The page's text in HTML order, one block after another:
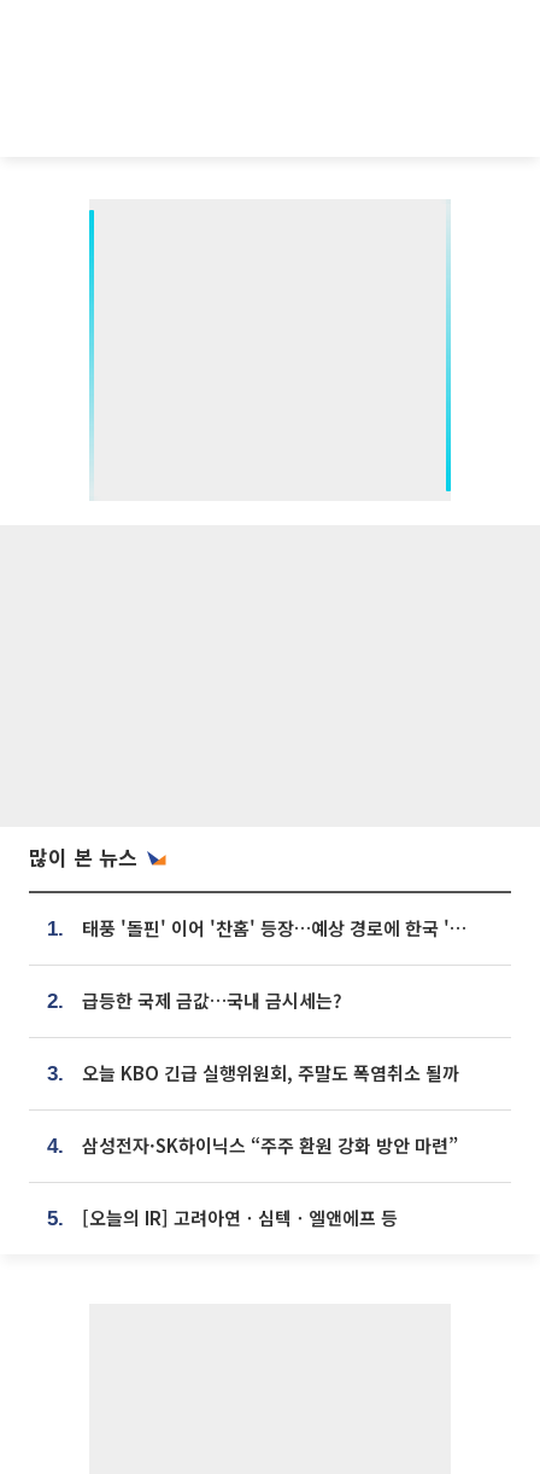
많이 본 뉴스
1. 태풍 '돌핀' 이어 '찬홈' 등장…예상 경로에 한국 '한숨'
2. 급등한 국제 금값…국내 금시세는?
3. 오늘 KBO 긴급 실행위원회, 주말도 폭염취소 될까
4. 삼성전자·SK하이닉스 “주주 환원 강화 방안 마련”
5. [오늘의 IR] 고려아연ㆍ심텍ㆍ엘앤에프 등